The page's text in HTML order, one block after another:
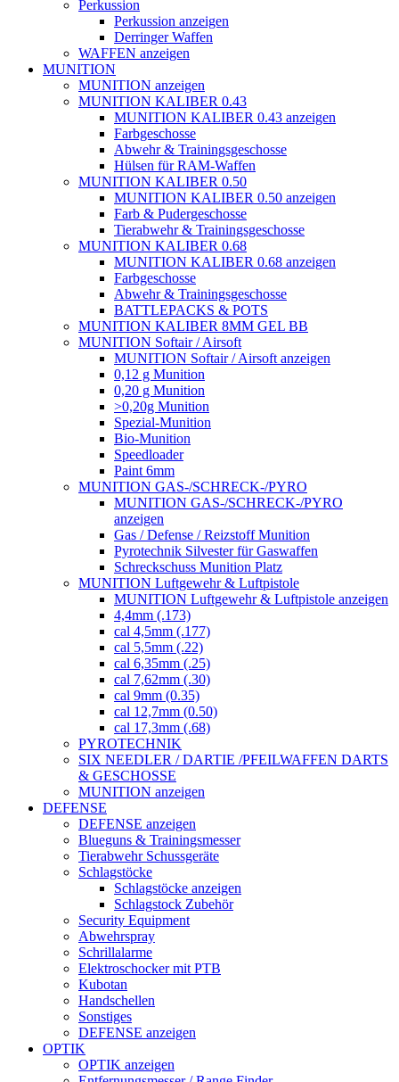
Perkussion
Perkussion anzeigen
Derringer Waffen
WAFFEN anzeigen
MUNITION
MUNITION anzeigen
MUNITION KALIBER 0.43
MUNITION KALIBER 0.43 anzeigen
Farbgeschosse
Abwehr & Trainingsgeschosse
Hülsen für RAM-Waffen
MUNITION KALIBER 0.50
MUNITION KALIBER 0.50 anzeigen
Farb & Pudergeschosse
Tierabwehr & Trainingsgeschosse
MUNITION KALIBER 0.68
MUNITION KALIBER 0.68 anzeigen
Farbgeschosse
Abwehr & Trainingsgeschosse
BATTLEPACKS & POTS
MUNITION KALIBER 8MM GEL BB
MUNITION Softair / Airsoft
MUNITION Softair / Airsoft anzeigen
0,12 g Munition
0,20 g Munition
>0,20g Munition
Spezial-Munition
Bio-Munition
Speedloader
Paint 6mm
MUNITION GAS-/SCHRECK-/PYRO
MUNITION GAS-/SCHRECK-/PYRO
anzeigen
Gas / Defense / Reizstoff Munition
Pyrotechnik Silvester für Gaswaffen
Schreckschuss Munition Platz
MUNITION Luftgewehr & Luftpistole
MUNITION Luftgewehr & Luftpistole anzeigen
4,4mm (.173)
cal 4,5mm (.177)
cal 5,5mm (.22)
cal 6,35mm (.25)
cal 7,62mm (.30)
cal 9mm (0.35)
cal 12,7mm (0.50)
cal 17,3mm (.68)
PYROTECHNIK
SIX NEEDLER / DARTIE /PFEILWAFFEN DARTS
& GESCHOSSE
MUNITION anzeigen
DEFENSE
DEFENSE anzeigen
Blueguns & Trainingsmesser
Tierabwehr Schussgeräte
Schlagstöcke
Schlagstöcke anzeigen
Schlagstock Zubehör
Security Equipment
Abwehrspray
Schrillalarme
Elektroschocker mit PTB
Kubotan
Handschellen
Sonstiges
DEFENSE anzeigen
OPTIK
OPTIK anzeigen